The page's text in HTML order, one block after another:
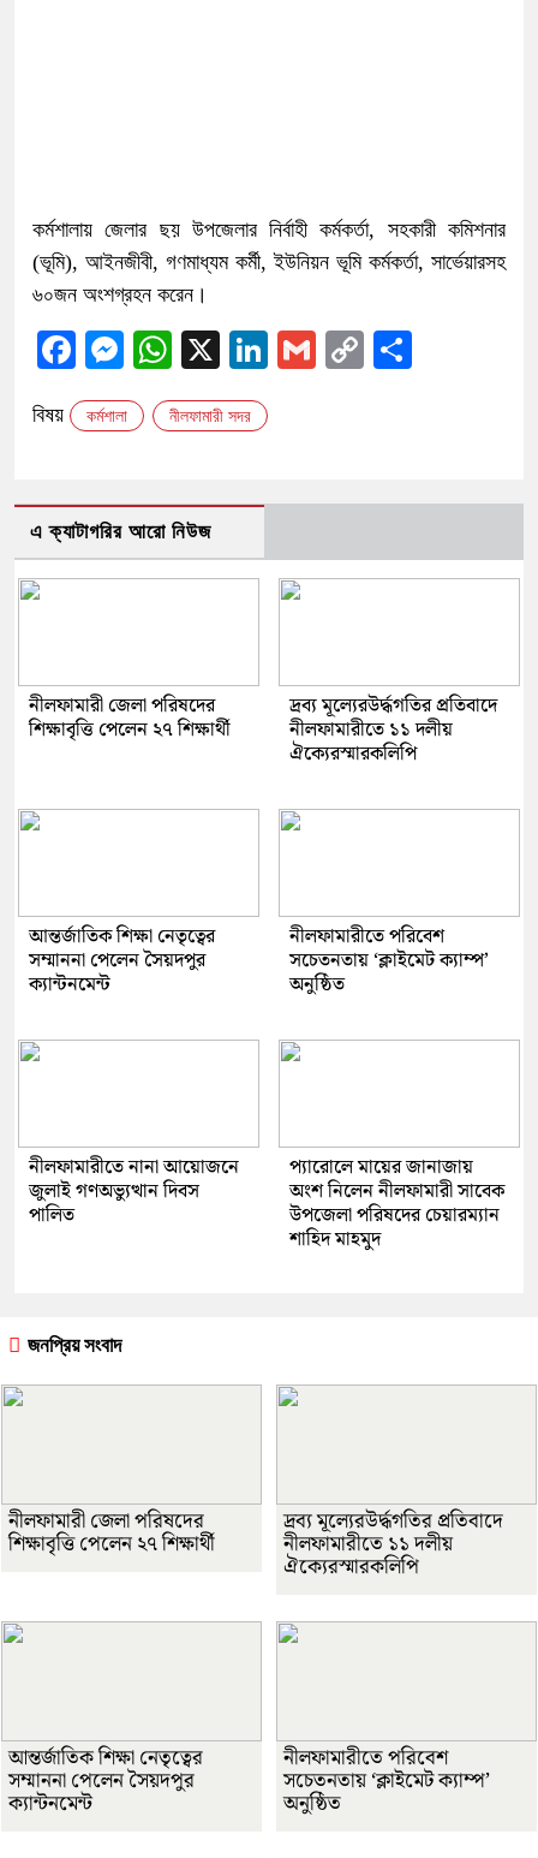
কর্মশালায় জেলার ছয় উপজেলার নির্বাহী কর্মকর্তা, সহকারী কমিশনার
(ভূমি), আইনজীবী, গণমাধ্যম কর্মী, ইউনিয়ন ভূমি কর্মকর্তা, সার্ভেয়ারসহ
৬০জন অংশগ্রহন করেন।
Facebook
Messenger
WhatsApp
X LinkedIn
GmailCopy
বিষয় কর্মশালা নীলফামারী সদর
এ ক্যাটাগরির আরো নিউজ
নীলফামারী জেলা পরিষদের
শিক্ষাবৃত্তি পেলেন ২৭ শিক্ষার্থী
দ্রব্য মূল্যেরউর্দ্ধগতির প্রতিবাদে
নীলফামারীতে ১১ দলীয়
ঐক্যেরস্মারকলিপি
আন্তর্জাতিক শিক্ষা নেতৃত্বের
সম্মাননা পেলেন সৈয়দপুর
ক্যান্টনমেন্ট
নীলফামারীতে পরিবেশ
সচেতনতায় ‘ক্লাইমেট ক্যাম্প’
অনুষ্ঠিত
নীলফামারীতে নানা আয়োজনে
জুলাই গণঅভ্যুত্থান দিবস
পালিত
প্যারোলে মায়ের জানাজায়
অংশ নিলেন নীলফামারী সাবেক
উপজেলা পরিষদের চেয়ারম্যান
শাহিদ মাহমুদ
জনপ্রিয় সংবাদ
নীলফামারী জেলা পরিষদের
শিক্ষাবৃত্তি পেলেন ২৭ শিক্ষার্থী
দ্রব্য মূল্যেরউর্দ্ধগতির প্রতিবাদে
নীলফামারীতে ১১ দলীয়
ঐক্যেরস্মারকলিপি
আন্তর্জাতিক শিক্ষা নেতৃত্বের
সম্মাননা পেলেন সৈয়দপুর
ক্যান্টনমেন্ট
নীলফামারীতে পরিবেশ
সচেতনতায় ‘ক্লাইমেট ক্যাম্প’
অনুষ্ঠিত